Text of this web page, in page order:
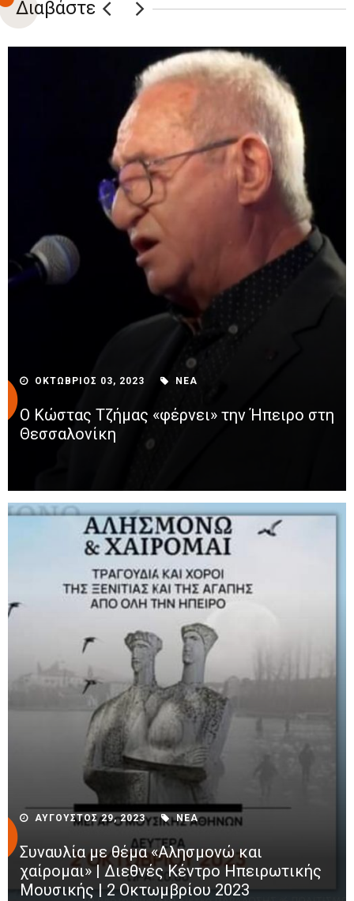
Διαβάστε
ΟΚΤΩΒΡΙΟΣ 03, 2023 ΝΕΑ
Ο Κώστας Τζήμας «φέρνει» την Ήπειρο στη
Θεσσαλονίκη
ΑΥΓΟΥΣΤΟΣ 29, 2023 ΝΕΑ
Συναυλία με θέμα «Αλησμονώ και
χαίρομαι» | Διεθνές Κέντρο Ηπειρωτικής
Μουσικής | 2 Οκτωμβρίου 2023